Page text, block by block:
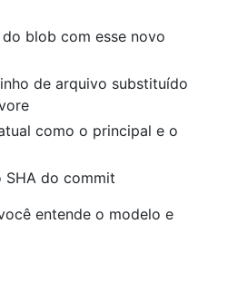
blob com esse novo
de arquivo substituído
como o principal e o
SHA do commit
entende o modelo e